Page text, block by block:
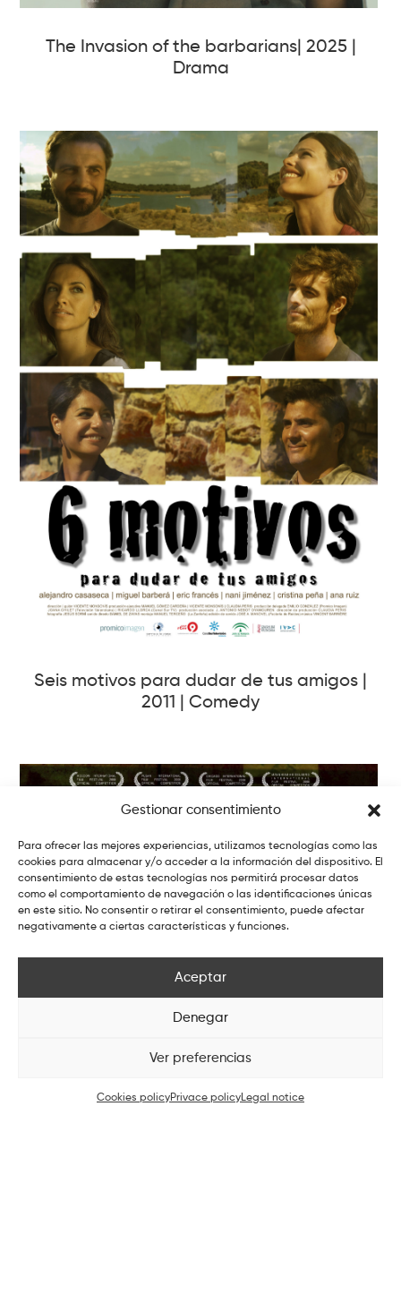
Gestionar consentimiento
Para ofrecer las mejores experiencias, utilizamos tecnologías como las
cookies para almacenar y/o acceder a la información del dispositivo. El
consentimiento de estas tecnologías nos permitirá procesar datos
como el comportamiento de navegación o las identificaciones únicas
en este sitio. No consentir o retirar el consentimiento, puede afectar
negativamente a ciertas características y funciones.
Aceptar
Denegar
Ver preferencias
Cookies policyPrivace policyLegal notice
The Invasion of the barbarians| 2025 |
Drama
Seis motivos para dudar de tus amigos |
2011 | Comedy